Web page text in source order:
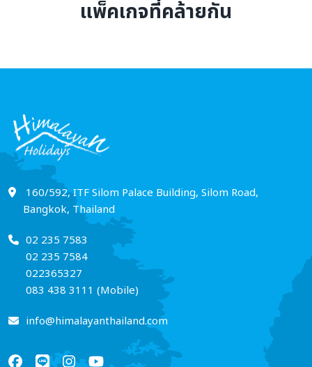
แพ็คเกจที่คล้ายกัน
160/592, ITF Silom Palace Building, Silom Road,
Bangkok, Thailand
02 235 7583
02 235 7584
022365327
083 438 3111 (Mobile)
info@himalayanthailand.com